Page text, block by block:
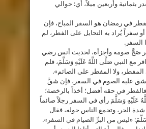
بثمانية وأربعين ميلاً، أي: حوالي
في رمضان هو السفر المباح، فإن
سفراً يُراد به التحايل على الفطر، لم
السفر.
صَحَّ صومه وأجزأه، لحديث أنس رضي
مع النبي صَلَّى اللَّهُ عَلَيْهِ وَسَلَّمَ، فلم
ولا المفطر على الصائم».
عليه الصوم في السفر، فإن شقَّ
فالفطر في حقه أفضل؛ أخذاً بالرخصة؛
عَلَيْهِ وَسَلَّمَ رأى في السفر رجلاً صائماً
الحر، وتجمع الناس حوله، فقال
«ليس من البرِّ الصيام في السفر».